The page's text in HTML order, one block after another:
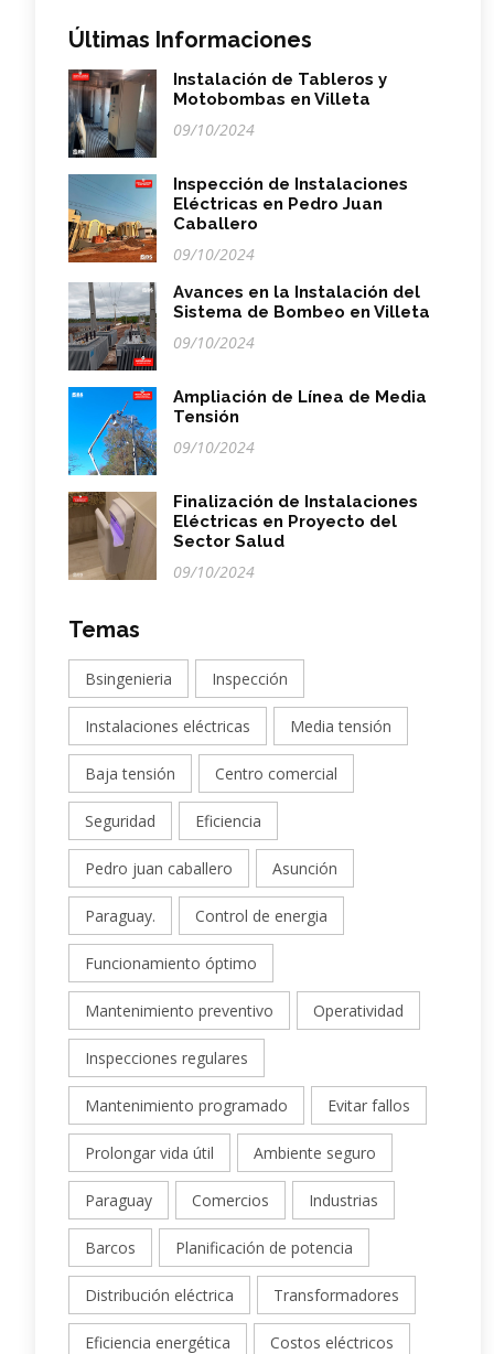
Últimas Informaciones
Instalación de Tableros y
Motobombas en Villeta
09/10/2024
Inspección de Instalaciones
Eléctricas en Pedro Juan
Caballero
09/10/2024
Avances en la Instalación del
Sistema de Bombeo en Villeta
09/10/2024
Ampliación de Línea de Media
Tensión
09/10/2024
Finalización de Instalaciones
Eléctricas en Proyecto del
Sector Salud
09/10/2024
Temas
Bsingenieria Inspección
Instalaciones eléctricas Media tensión
Baja tensión Centro comercial
Seguridad Eficiencia
Pedro juan caballero Asunción
Paraguay. Control de energia
Funcionamiento óptimo
Mantenimiento preventivo Operatividad
Inspecciones regulares
Mantenimiento programado Evitar fallos
Prolongar vida útil Ambiente seguro
Paraguay Comercios Industrias
Barcos Planificación de potencia
Distribución eléctrica Transformadores
Eficiencia energética Costos eléctricos